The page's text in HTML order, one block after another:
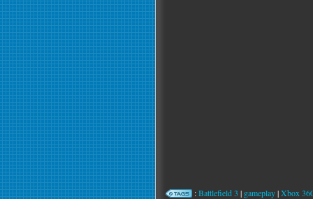
:Battlefield 3 | gameplay|Xbox